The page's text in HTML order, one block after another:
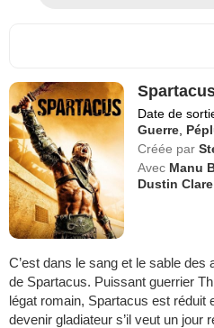
Date de
Guerre
Créée par
Avec Manu
Dustin Clare
C’est dans le sang et le sable des
de Spartacus. Puissant guerrier
légat romain, Spartacus est réduit
devenir gladiateur s’il veut un jour